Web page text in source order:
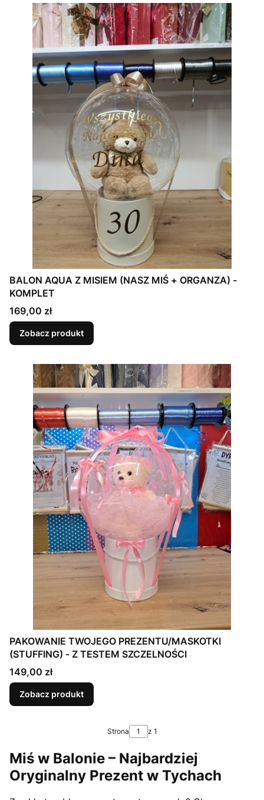
BALON AQUA Z MISIEM (NASZ MIŚ + ORGANZA) -
KOMPLET
Cena
169,00 zł
Zobacz produkt
PAKOWANIE TWOJEGO PREZENTU/MASKOTKI
(STUFFING) - Z TESTEM SZCZELNOŚCI
Cena
149,00 zł
Zobacz produkt
Strona z 1
Miś w Balonie – Najbardziej
Oryginalny Prezent w Tychach